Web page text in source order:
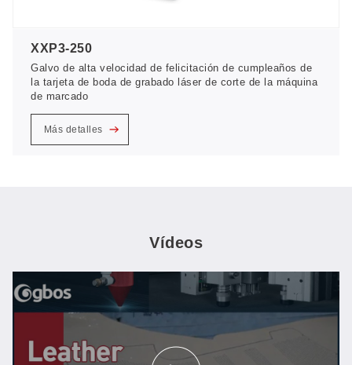
XXP3-250
Galvo de alta velocidad de felicitación de cumpleaños de
la tarjeta de boda de grabado láser de corte de la máquina
de marcado
Más detalles
Vídeos